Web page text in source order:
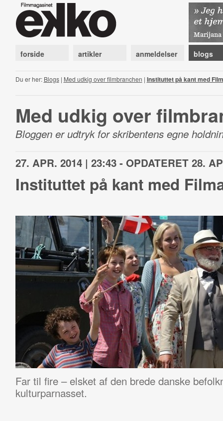
forside artikler anmeldelser blogs
Du er her: Blogs| Med udkig over filmbranchen | Instituttet på kant med
Med udkig over
Bloggen er udtryk for skribentens egne
27. APR. 2014 | 23:43 - OPDATERET 28.
Instituttet på kant med
Far til fire – elsket af den brede danske
kulturparnasset.